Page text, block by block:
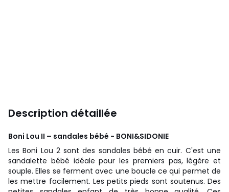
Description détaillée
Boni Lou II – sandales bébé - BONI&SIDONIE
Les Boni Lou 2 sont des sandales bébé en cuir. C'est une
sandalette bébé idéale pour les premiers pas, légère et
souple. Elles se ferment avec une boucle ce qui permet de
les mettre facilement. Les petits pieds sont soutenus. Des